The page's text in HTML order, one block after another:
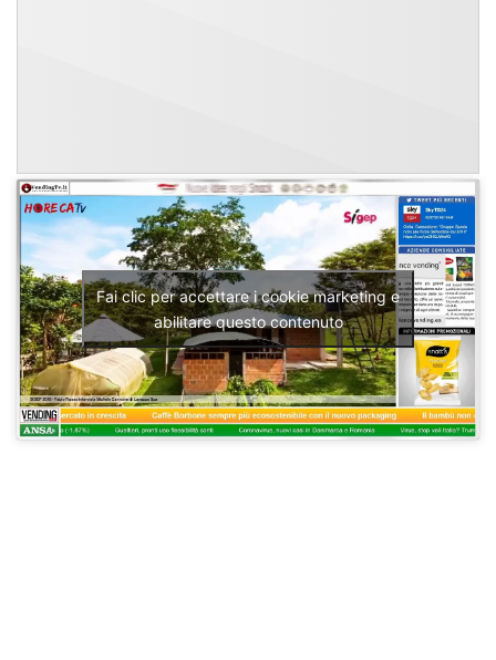
Fai clic per accettare i cookie marketing e
abilitare questo contenuto